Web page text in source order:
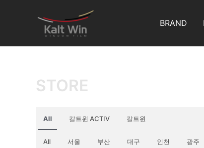
로
BRAND
STORE
All 칼트윈 ACTIV 칼트윈
All 서울 부산 대구 인천 광주